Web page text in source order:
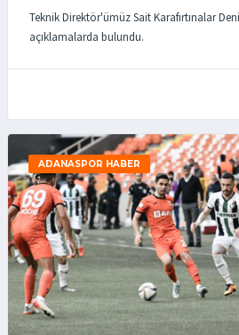
Teknik Direktör'ümüz Sait Karafırtınalar
açıklamalarda bulundu.
ADANASPOR HABER